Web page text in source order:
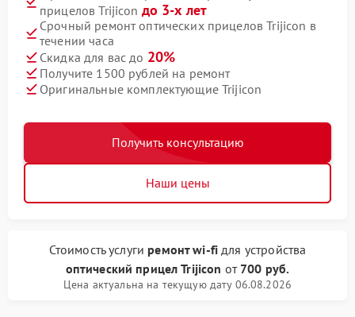
прицелов Trijicon до 3-х лет
Срочный ремонт оптических прицелов Trijicon в
течении часа
Скидка для вас до 20%
Получите 1500 рублей на ремонт
Оригинальные комплектующие Trijicon
Получить консультацию
Наши цены
Стоимость услуги ремонт wi-fi для устройства
оптический прицел Trijicon от 700 руб.
Цена актуальна на текущую дату 06.08.2026